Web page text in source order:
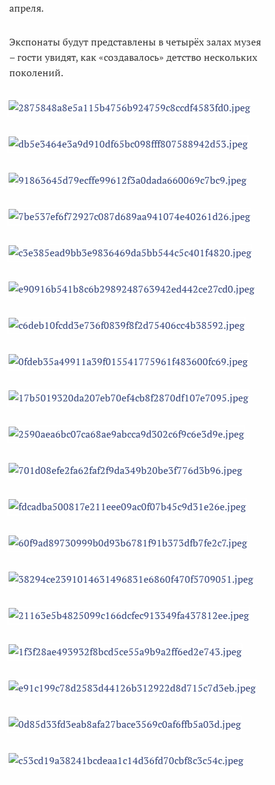
апреля.
Экспонаты будут представлены в четырёх залах музея
– гости увидят, как «создавалось» детство нескольких
поколений.